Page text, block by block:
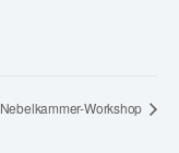
Nebelkammer-Workshop